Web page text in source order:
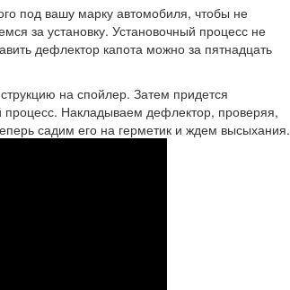
под вашу марку автомобиля, чтобы не
за установку. Установочный процесс не
дефлектор капота можно за пятнадцать
на спойлер. Затем придется
процесс. Накладываем дефлектор, проверяя,
садим его на герметик и ждем высыхания.